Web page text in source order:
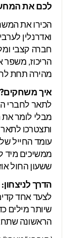
לכם את
הכירו את
ואדרנלין
חברה קצבי
הריכוז, משפר
מהירה תחת
איך משחקים?
לתאר לחברי
מבלי לומר את
ותצטרכו
עומד החייל
ממשיכים מיד
ששעון החול
הדרך לניצחון:
לצעד אחד
שיותר מילים
הראשונה